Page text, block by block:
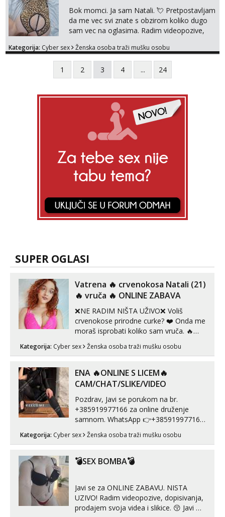
dečkom ili pak ja sama di se dovodim do
ludila. 🍑 Naravno ako ti moja ponuda nije
dovoljna uvije...
Bok momci. Ja sam Natali. 💘 Pretpostavljam
da me vec svi znate s obzirom koliko dugo
sam vec na oglasima. Radim videopozive,
Za lijepu suradnju javi mi se porukom na
Whatsupp, Viber ili Telegram. +385 91 723
0045
Kategorija: Cyber sex Ženska osoba traži mušku osobu
1 2 3 4 ... 24
SUPER OGLASI
Vatrena ‎️‍🔥 crvenokosa Natali (21)
‎️‍🔥 vruča‎ ️‍🔥 ONLINE ZABAVA
❌NE RADIM NIŠTA UŽIVO❌ Voliš
crvenokose prirodne curke? ❤️ Onda me
moraš isprobati koliko sam vruča.‎ ️‍🔥
MLADA vražica koja ima 100%
prorodne grudi, 💦 Misli su mi uvijek
U mojoj raznolikoj ponudi možeš
pranaći nešto po svojoj mjeri. Sexi videa
Kategorija: Cyber sex Ženska osoba traži mušku osobu
ENA 🔥ONLINE S LICEM🔥
CAM/CHAT/SLIKE/VIDEO
Pozdrav, Javi se porukom na br.
+385919977166 za online druženje
samnom. WhatsApp 👉+385919977166
Telegram 👉@enafriedrichkis Radim
videopozive s licem, solo i s partnerom,
kombinacije halteri, haljine, štikle,
Kategorija: Cyber sex Ženska osoba traži mušku osobu
💣SEX BOMBA💣
Javi se za ONLINE ZABAVU. NISTA
UZIVO! Radim videopozive, dopisivanja,
prodajem svoja videa i slikice. 😚 Javi mi